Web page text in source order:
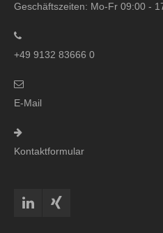
Geschäftszeiten: Mo-Fr 09:00 -
+49 9132 83666 0
E-Mail
Kontaktformular